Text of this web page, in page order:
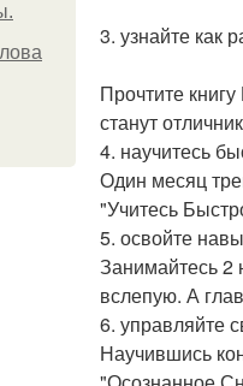
3. узнайте как
Прочтите
станут
4. научитесь
Один месяц
"Учитесь
5. освойте
Занимайтесь 2
вслепую. А
6. управляйте
Научившись